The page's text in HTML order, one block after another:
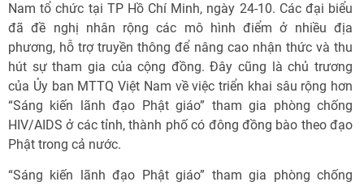
Nam tổ chức tại TP Hồ Chí Minh, ngày 24-10. Các đại biểu
đã đề nghị nhân rộng các mô hình điểm ở nhiều địa
phương, hỗ trợ truyền thông để nâng cao nhận thức và thu
hút sự tham gia của cộng đồng. Đây cũng là chủ trương
của Ủy ban MTTQ Việt Nam về việc triển khai sâu rộng hơn
“Sáng kiến lãnh đạo Phật giáo” tham gia phòng chống
HIV/AIDS ở các tỉnh, thành phố có đông đồng bào theo đạo
Phật trong cả nước.
“Sáng kiến lãnh đạo Phật giáo” tham gia phòng chống